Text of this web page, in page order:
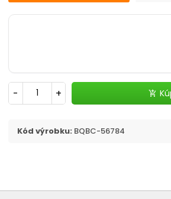
- + add_shopping_cart
Kód výrobku: BQBC-56784